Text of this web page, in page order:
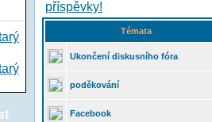
Témata
Ukončení diskusního fóra
poděkování
Facebook